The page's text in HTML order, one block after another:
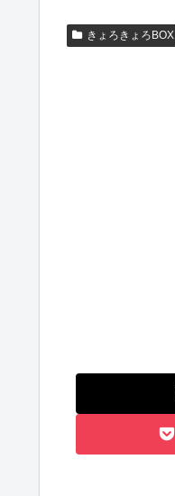
きょろきょろBOX